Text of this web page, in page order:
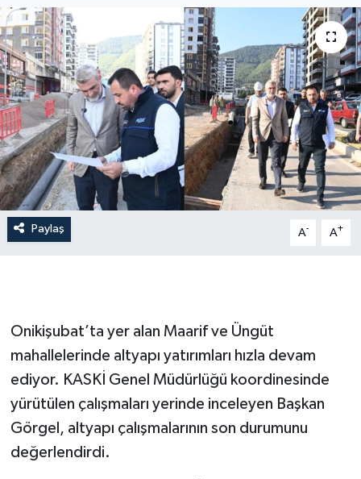
Paylaş A- A+
Onikişubat’ta yer alan Maarif ve Üngüt
mahallelerinde altyapı yatırımları hızla devam
ediyor. KASKİ Genel Müdürlüğü koordinesinde
yürütülen çalışmaları yerinde inceleyen Başkan
Görgel, altyapı çalışmalarının son durumunu
değerlendirdi.
İLÇE HABERLERİ
KÜLTÜR-SANAT
KSÜ
DÜNYA
ROPORTAJ
MAGAZİN
MEDYA
SEÇİM 2011
ÜÇÜNCÜ SAYFA